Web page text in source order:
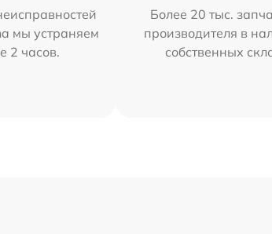
мы устраняем
2 часов.
Более 20 тыс.
производителя в
собственных